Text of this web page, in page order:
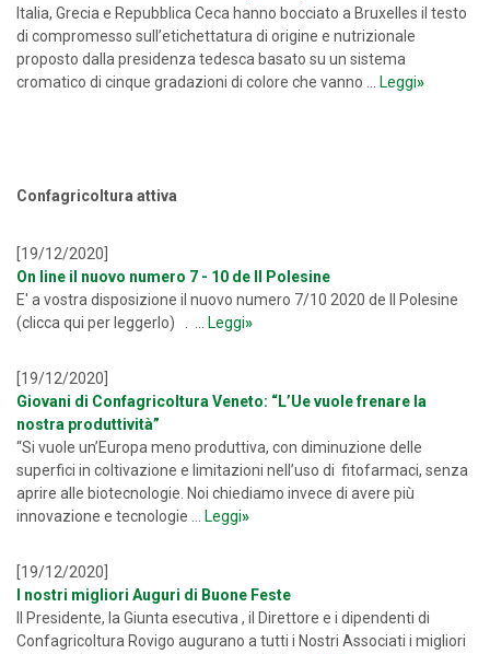
Italia, Grecia e Repubblica Ceca hanno bocciato a Bruxelles il testo
di compromesso sull’etichettatura di origine e nutrizionale
proposto dalla presidenza tedesca basato su un sistema
cromatico di cinque gradazioni di colore che vanno ...
Leggi»
Confagricoltura attiva
[19/12/2020]
On line il nuovo numero 7 - 10 de Il Polesine
E' a vostra disposizione il nuovo numero 7/10 2020 de Il Polesine
(clicca qui per leggerlo) . ...
Leggi»
[19/12/2020]
Giovani di Confagricoltura Veneto: “L’Ue vuole frenare la
nostra produttività”
“Si vuole un’Europa meno produttiva, con diminuzione delle
superfici in coltivazione e limitazioni nell’uso di fitofarmaci, senza
aprire alle biotecnologie. Noi chiediamo invece di avere più
innovazione e tecnologie ...
Leggi»
[19/12/2020]
I nostri migliori Auguri di Buone Feste
Il Presidente, la Giunta esecutiva , il Direttore e i dipendenti di
Confagricoltura Rovigo augurano a tutti i Nostri Associati i migliori